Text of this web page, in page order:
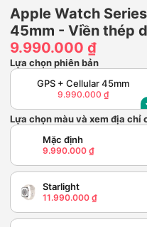
Apple Watch
45mm - Viền thép
9.990.000 ₫
Lựa chọn phiên bản
GPS + Cellular 45mm
9.990.000 ₫
Lựa chọn màu và xem địa chỉ
Mặc định
9.990.000 ₫
Starlight
11.990.000 ₫